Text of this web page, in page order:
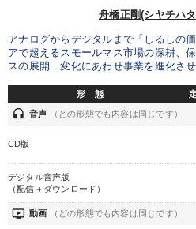
舟橋正剛(シヤチハ
アナログからデジタルまで「しるしの
アで超えるスモールマス市場の深耕、
スの展開…変化にあわせ事業を進化さ
形 態
headset 音声 （どの形態でも内容は同じです）
CD版
デジタル音声版
（配信＋ダウンロード）
ondemand_video 動画 （どの形態でも内容は同じです）